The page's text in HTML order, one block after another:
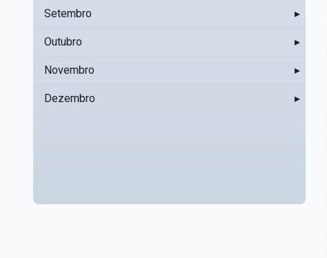
Setembro ▸
Outubro ▸
Novembro ▸
Dezembro ▸